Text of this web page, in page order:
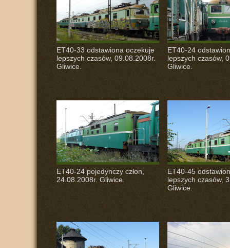
ET40-33 odstawiona oczekuje
lepszych czasów, 09.08.2008r.
Gliwice.
ET40-24
lepszych czasów,
Gliwice.
ET40-24 pojedynczy człon,
24.08.2008r. Gliwice.
ET40-45
lepszych czasów,
Gliwice.